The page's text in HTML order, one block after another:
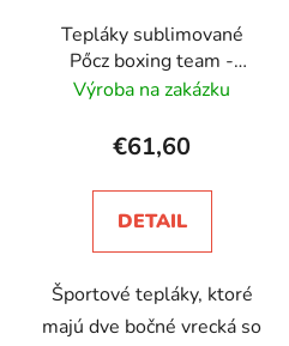
Tepláky sublimované
Pőcz boxing team -
unisex
Výroba na zakázku
€61,60
DETAIL
Športové tepláky, ktoré
majú dve bočné vrecká so